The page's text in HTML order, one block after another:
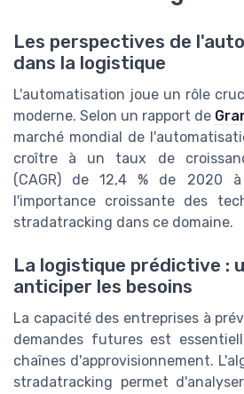
Les perspectives de
dans la logistique
L'automatisation joue un rôle
moderne. Selon un rapport de
marché mondial de
croître à un taux de
(CAGR) de 12,4 % de 2020
l'importance croissante des
stradatracking dans ce domaine.
La logistique prédictive :
anticiper les besoins
La capacité des entreprises à
demandes futures est
chaînes d'approvisionnement.
stradatracking permet